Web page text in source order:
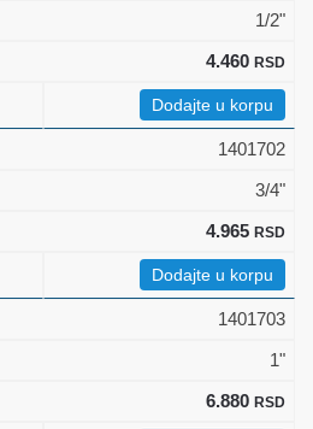
1/2"
4.460 RSD
Dodajte u korpu
1401702
3/4"
4.965 RSD
Dodajte u korpu
1401703
1"
6.880 RSD